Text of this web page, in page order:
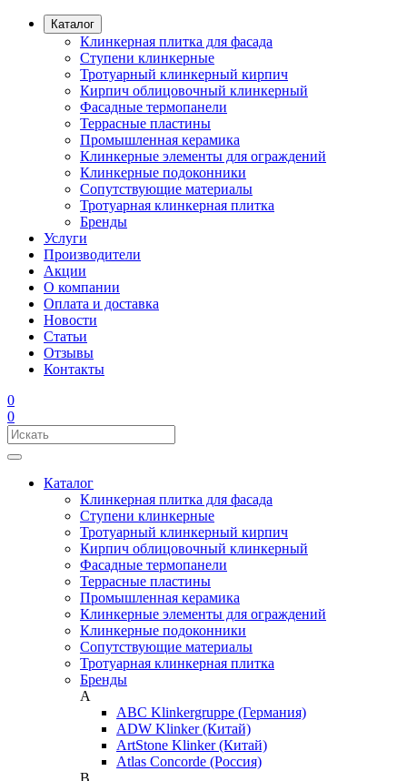
Каталог
Клинкерная плитка для фасада
Ступени клинкерные
Тротуарный клинкерный кирпич
Кирпич облицовочный клинкерный
Фасадные термопанели
Террасные пластины
Промышленная керамика
Клинкерные элементы для ограждений
Клинкерные подоконники
Сопутствующие материалы
Тротуарная клинкерная плитка
Бренды
Услуги
Производители
Акции
О компании
Оплата и доставка
Новости
Статьи
Отзывы
Контакты
0
0
Каталог
Клинкерная плитка для фасада
Ступени клинкерные
Тротуарный клинкерный кирпич
Кирпич облицовочный клинкерный
Фасадные термопанели
Террасные пластины
Промышленная керамика
Клинкерные элементы для ограждений
Клинкерные подоконники
Сопутствующие материалы
Тротуарная клинкерная плитка
Бренды
A
ABC Klinkergruppe (Германия)
ADW Klinker (Китай)
ArtStone Klinker (Китай)
Atlas Concorde (Россия)
B